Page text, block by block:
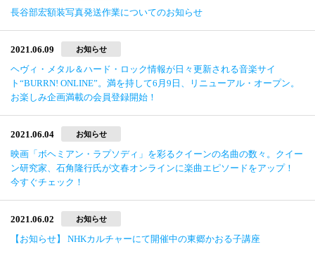
長谷部宏額装写真発送作業についてのお知らせ
2021.06.09 お知らせ
ヘヴィ・メタル＆ハード・ロック情報が日々更新される音楽サイ
ト“BURRN! ONLINE”。満を持して6月9日、リニューアル・オープン。
お楽しみ企画満載の会員登録開始！
2021.06.04 お知らせ
映画「ボヘミアン・ラプソディ」を彩るクイーンの名曲の数々。クイー
ン研究家、石角隆行氏が文春オンラインに楽曲エピソードをアップ！
今すぐチェック！
2021.06.02 お知らせ
【お知らせ】 NHKカルチャーにて開催中の東郷かおる子講座